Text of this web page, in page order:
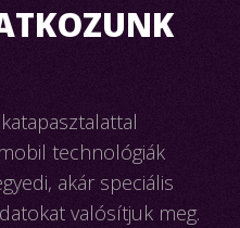
technológiák
akár speciális
valósítjuk meg.